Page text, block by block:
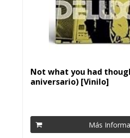
Not what you had
aniversario) [Vinilo]
Más